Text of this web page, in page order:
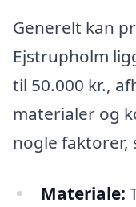
Generelt kan
Ejstrupholm
til 50.000 kr.,
materialer og
nogle faktorer,
Materiale: